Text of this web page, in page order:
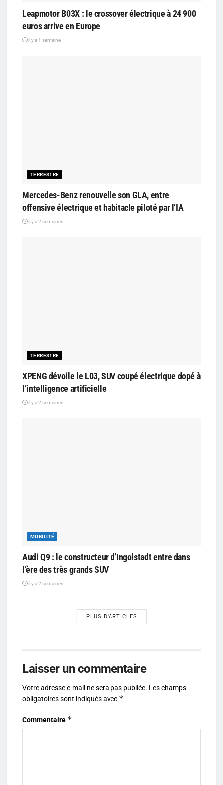
Leapmotor B03X : le crossover électrique à 24 900
euros arrive en Europe
il y a 1 semaine
TERRESTRE
Mercedes-Benz renouvelle son GLA, entre
offensive électrique et habitacle piloté par l’IA
il y a 2 semaines
TERRESTRE
XPENG dévoile le L03, SUV coupé électrique dopé à
l’intelligence artificielle
il y a 2 semaines
MOBILITÉ
Audi Q9 : le constructeur d’Ingolstadt entre dans
l’ère des très grands SUV
il y a 2 semaines
PLUS D'ARTICLES
Laisser un commentaire
Votre adresse e-mail ne sera pas publiée. Les champs
obligatoires sont indiqués avec *
Commentaire *